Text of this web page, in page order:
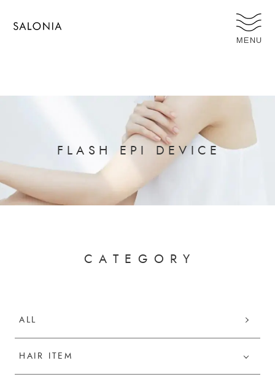
MENU
F L A S H E P I DE VI C E
C A T E G O R Y
ALL
HAIR ITEM